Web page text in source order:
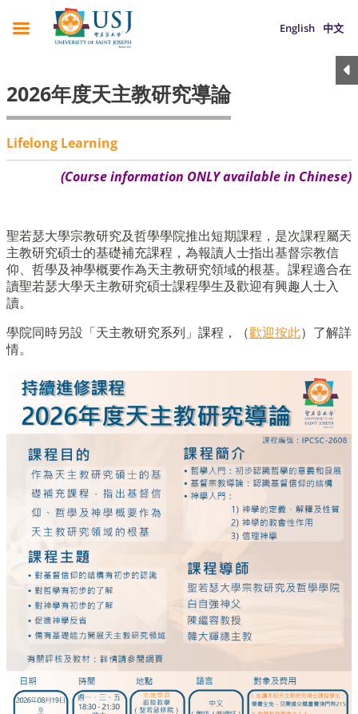
English 中文
2026年度天主教研究導論
Lifelong Learning
(Course information ONLY available in Chinese)
聖若瑟大學宗教研究及哲學學院推出短期課程，是次課程屬天
主教研究碩士的基礎補充課程，為報讀人士指出基督宗教信
仰、哲學及神學概要作為天主教研究領域的根基。課程適合在
讀聖若瑟大學天主教研究碩士課程學生及歡迎有興趣人士入
讀。
學院同時另設「天主教研究系列」課程，（歡迎按此）了解詳
情。